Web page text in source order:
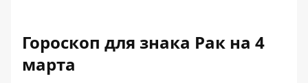
Гороскоп для знака Рак на 4
марта